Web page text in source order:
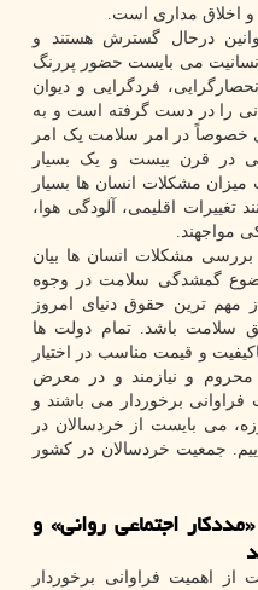
و اخلاق مداری است.
درحال گسترش هستند و
می بایست حضور پررنگ
فردگرایی و دیوان
را در دست گرفته است و به
خصوصاً در امر سلامت یک امر
در قرن بیست و یک بسیار
مشکلات انسان ها بسیار
تغییرات اقلیمی، آلودگی هوا،
مواجهند.
مشکلات انسان ها بیان
گمشدگی سلامت در وجوه
مهم ترین حقوق دنیای امروز
سلامت باشد. تمام دولت ها
و قیمت مناسب در اختیار
و نیازمند و در معرض
برخوردار می باشند و
می بایست از خردسالان در
جمعیت خردسالان در کشور
اجتماعی روانی» و
از اهمیت فراوانی برخوردار